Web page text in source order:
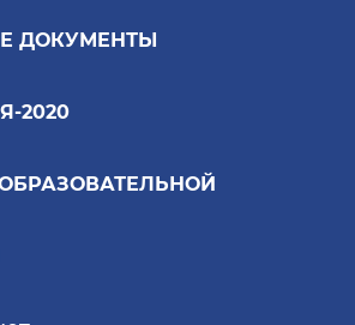
ДОКУМЕНТЫ
2020